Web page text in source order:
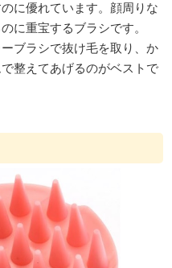
に優れています。顔周りな
に重宝するブラシです。
ブラシで抜け毛を取り、か
整えてあげるのがベストで